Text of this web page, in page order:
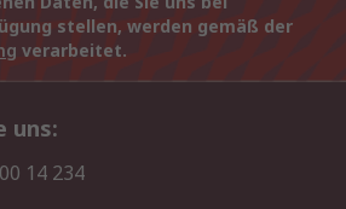
stellen, werden gemäß der
verarbeitet.
uns:
14 234